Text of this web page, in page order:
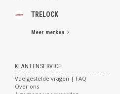
TRELOCK
Meer merken
KLANTENSERVICE
Veelgestelde vragen | FAQ
Over ons